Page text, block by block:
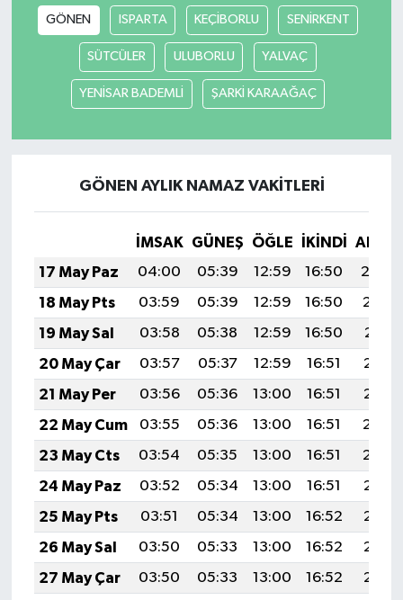
GÖNEN ISPARTA KEÇİBORLU SENİRKENT
SÜTCÜLER ULUBORLU YALVAÇ
YENİSAR BADEMLİ ŞARKİ KARAAĞAÇ
GÖNEN AYLIK NAMAZ VAKITLERI
İMSAK GÜNEŞ ÖĞLE İKINDI
17 May Paz
04:00 05:39 12:59 16:50
20:09
18 May Pts
03:59 05:39 12:59 16:50
20:10
19 May Sal
03:58 05:38 12:59 16:50
20:11
20 May Çar
03:57 05:37 12:59 16:51
20:12
21 May Per
03:56 05:36 13:00 16:51
20:13
22 May Cum
03:55 05:36 13:00 16:51
20:14
23 May Cts
03:54 05:35 13:00 16:51
20:14
24 May Paz
03:52 05:34 13:00 16:51
20:15
25 May Pts
03:51 05:34 13:00 16:52
20:16
26 May Sal
03:50 05:33 13:00 16:52
20:17
27 May Çar
03:50 05:33 13:00 16:52
20:18